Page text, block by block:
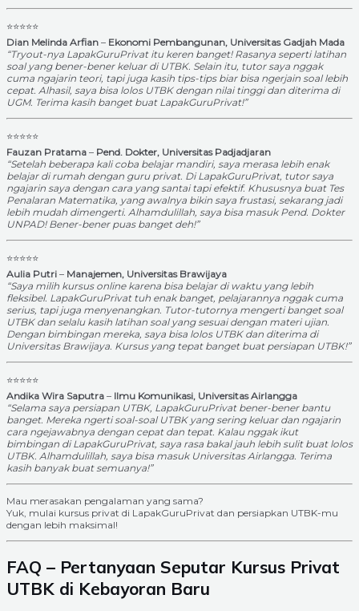
⭐⭐⭐⭐⭐
Dian Melinda Arfian – Ekonomi Pembangunan, Universitas Gadjah Mada
“Tryout-nya LapakGuruPrivat itu keren banget! Rasanya seperti latihan
soal yang bener-bener keluar di UTBK. Selain itu, tutor saya nggak
cuma ngajarin teori, tapi juga kasih tips-tips biar bisa ngerjain soal lebih
cepat. Alhasil, saya bisa lolos UTBK dengan nilai tinggi dan diterima di
UGM. Terima kasih banget buat LapakGuruPrivat!”
⭐⭐⭐⭐⭐
Fauzan Pratama – Pend. Dokter, Universitas Padjadjaran
“Setelah beberapa kali coba belajar mandiri, saya merasa lebih enak
belajar di rumah dengan guru privat. Di LapakGuruPrivat, tutor saya
ngajarin saya dengan cara yang santai tapi efektif. Khususnya buat Tes
Penalaran Matematika, yang awalnya bikin saya frustasi, sekarang jadi
lebih mudah dimengerti. Alhamdulillah, saya bisa masuk Pend. Dokter
UNPAD! Bener-bener puas banget deh!”
⭐⭐⭐⭐⭐
Aulia Putri – Manajemen, Universitas Brawijaya
“Saya milih kursus online karena bisa belajar di waktu yang lebih
fleksibel. LapakGuruPrivat tuh enak banget, pelajarannya nggak cuma
serius, tapi juga menyenangkan. Tutor-tutornya mengerti banget soal
UTBK dan selalu kasih latihan soal yang sesuai dengan materi ujian.
Dengan bimbingan mereka, saya bisa lolos UTBK dan diterima di
Universitas Brawijaya. Kursus yang tepat banget buat persiapan UTBK!”
⭐⭐⭐⭐⭐
Andika Wira Saputra – Ilmu Komunikasi, Universitas Airlangga
“Selama saya persiapan UTBK, LapakGuruPrivat bener-bener bantu
banget. Mereka ngerti soal-soal UTBK yang sering keluar dan ngajarin
cara ngejawabnya dengan cepat dan tepat. Kalau nggak ikut
bimbingan di LapakGuruPrivat, saya rasa bakal jauh lebih sulit buat lolos
UTBK. Alhamdulillah, saya bisa masuk Universitas Airlangga. Terima
kasih banyak buat semuanya!”
Mau merasakan pengalaman yang sama?
Yuk, mulai kursus privat di LapakGuruPrivat dan persiapkan UTBK-mu
dengan lebih maksimal!
FAQ – Pertanyaan Seputar Kursus Privat
UTBK di Kebayoran Baru